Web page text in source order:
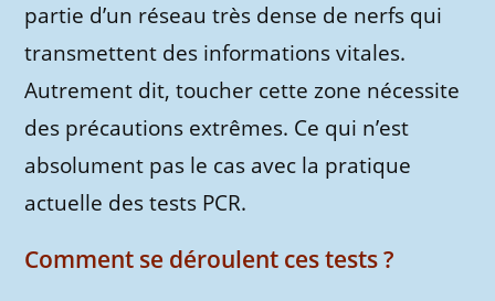
partie d’un réseau très dense de nerfs qui
transmettent des informations vitales.
Autrement dit, toucher cette zone nécessite
des précautions extrêmes. Ce qui n’est
absolument pas le cas avec la pratique
actuelle des tests PCR.
Comment se déroulent ces tests ?